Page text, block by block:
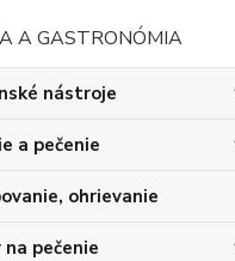
A GASTRONÓMIA
nástroje
a pečenie
ohrievanie
na pečenie